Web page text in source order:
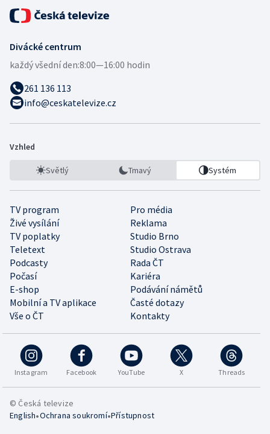
Divácké centrum
každý všední den:8:00—16:00 hodin
261 136 113
info@ceskatelevize.cz
Vzhled
Světlý Tmavý Systém
TV program
Pro média
Živé vysílání
Reklama
TV poplatky
Studio Brno
Teletext
Studio Ostrava
Podcasty
Rada ČT
Počasí
Kariéra
E-shop
Podávání námětů
Mobilní a TV aplikace
Časté dotazy
Vše o ČT
Kontakty
Instagram Facebook YouTube X Threads
© Česká televize
English•Ochrana soukromí•Přístupnost